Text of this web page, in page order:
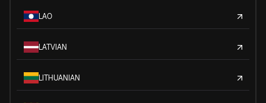
LAO
LATVIAN
LITHUANIAN